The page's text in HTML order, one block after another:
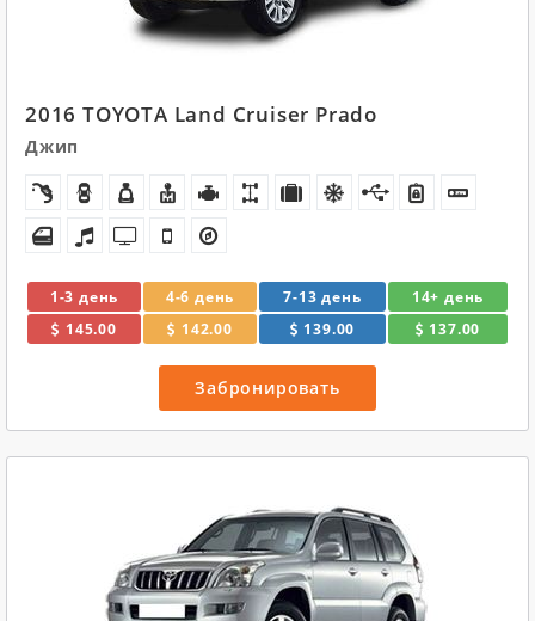
2016 TOYOTA Land Cruiser Prado
Джип
1-3 день 4-6 день 7-13 день
14+ день
145.00
142.00 139.00 137.00
Забронировать